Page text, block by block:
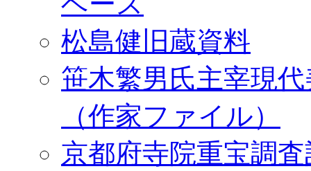
松島健旧蔵資料
笹木繁男氏主宰現
（作家ファイル）
京都府寺院重宝調